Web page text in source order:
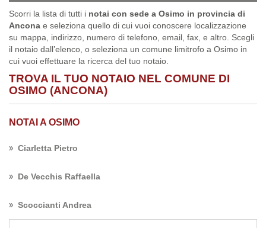
Scorri la lista di tutti i notai con sede a Osimo in provincia di
Ancona e seleziona quello di cui vuoi conoscere localizzazione
su mappa, indirizzo, numero di telefono, email, fax, e altro. Scegli
il notaio dall’elenco, o seleziona un comune limitrofo a Osimo in
cui vuoi effettuare la ricerca del tuo notaio.
TROVA IL TUO NOTAIO NEL COMUNE DI
OSIMO (ANCONA)
NOTAI A OSIMO
Ciarletta Pietro
De Vecchis Raffaella
Scoccianti Andrea